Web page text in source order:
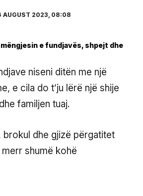
AUGUST 2023, 08:08
niseni ditën me një
e cila do t’ju lërë një shije
familjen tuaj.
brokul dhe gjizë përgatitet
shumë kohë